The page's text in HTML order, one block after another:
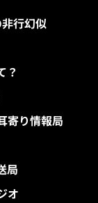
行幻似
？
寄り情報局
局
オ